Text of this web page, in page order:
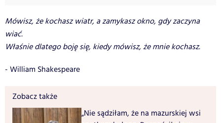
Mówisz, że kochasz wiatr, a zamykasz okno, gdy zaczyna
wiać.
Właśnie dlatego boję się, kiedy mówisz, że mnie kochasz.
- William Shakespeare
Zobacz także
„Nie sądziłam, że na mazurskiej wsi